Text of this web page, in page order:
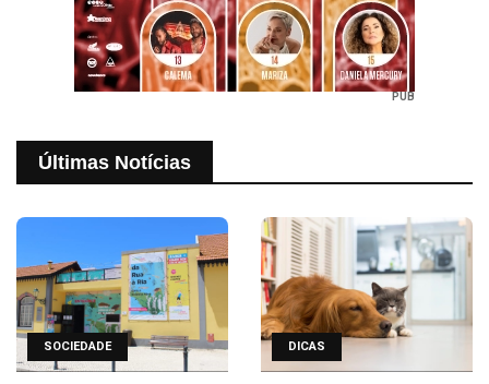
PUB
Últimas Notícias
SOCIEDADE DICAS